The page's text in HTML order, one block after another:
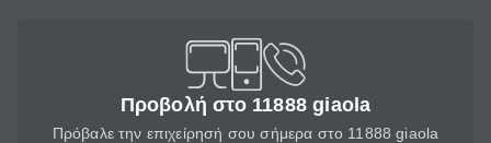
Προβολή στο 11888 giaola
Πρόβαλε την επιχείρησή σου σήμερα στο 11888 giaola